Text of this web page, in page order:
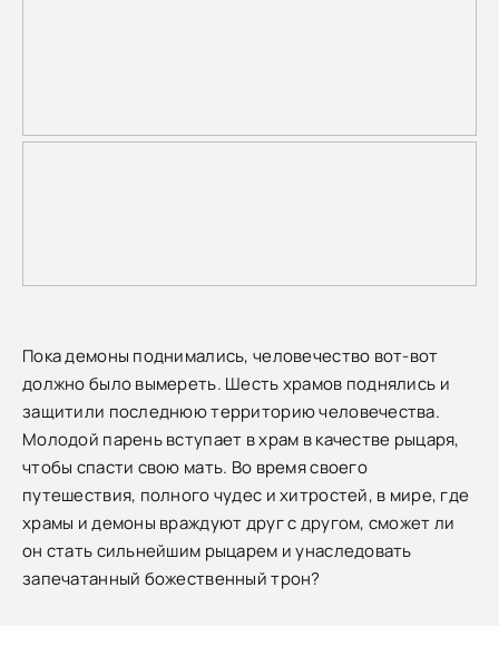
Пока демоны поднимались, человечество вот-вот
должно было вымереть. Шесть храмов поднялись и
защитили последнюю территорию человечества.
Молодой парень вступает в храм в качестве рыцаря,
чтобы спасти свою мать. Во время своего
путешествия, полного чудес и хитростей, в мире, где
храмы и демоны враждуют друг с другом, сможет ли
он стать сильнейшим рыцарем и унаследовать
запечатанный божественный трон?